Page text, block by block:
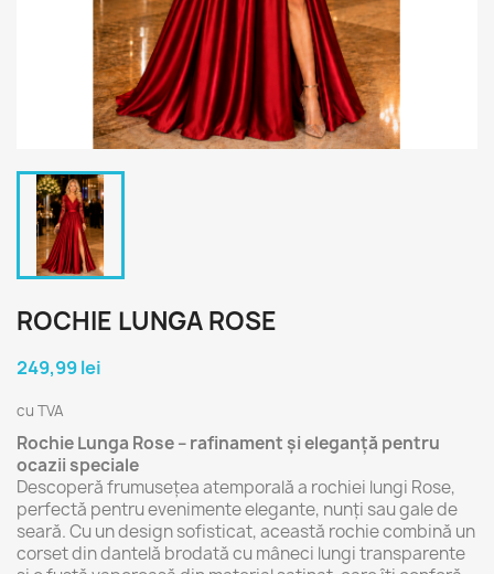
ROCHIE LUNGA ROSE
249,99 lei
cu TVA
Rochie Lunga Rose – rafinament și eleganță pentru
ocazii speciale
Descoperă frumusețea atemporală a rochiei lungi Rose,
perfectă pentru evenimente elegante, nunți sau gale de
seară. Cu un design sofisticat, această rochie combină un
corset din dantelă brodată cu mâneci lungi transparente